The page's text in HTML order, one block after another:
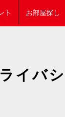
ト お部屋探し
イバ